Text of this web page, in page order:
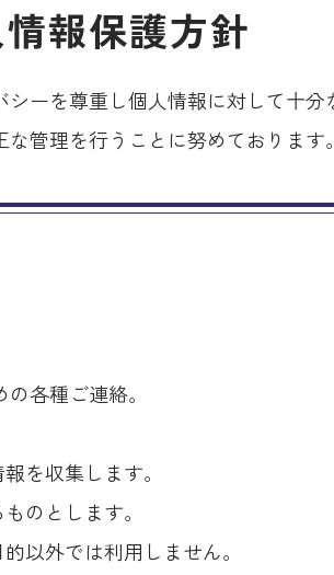
報保護方針
ーを尊重し個人情報に対して十分
管理を行うことに努めております。
各種ご連絡。
を収集します。
のとします。
以外では利用しません。